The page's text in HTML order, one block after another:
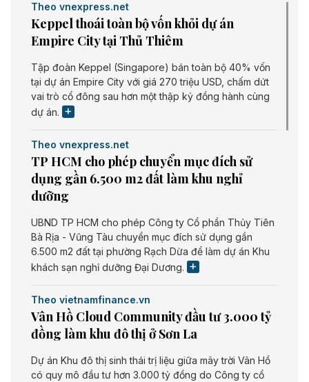
Theo vnexpress.net
Keppel thoái toàn bộ vốn khỏi dự án
Empire City tại Thủ Thiêm
Tập đoàn Keppel (Singapore) bán toàn bộ 40% vốn
tại dự án Empire City với giá 270 triệu USD, chấm dứt
vai trò cổ đông sau hơn một thập kỷ đồng hành cùng
dự án.
Theo vnexpress.net
TP HCM cho phép chuyển mục đích sử
dụng gần 6.500 m2 đất làm khu nghỉ
dưỡng
UBND TP HCM cho phép Công ty Cổ phần Thủy Tiên
Bà Rịa - Vũng Tàu chuyển mục đích sử dụng gần
6.500 m2 đất tại phường Rạch Dừa để làm dự án Khu
khách sạn nghỉ dưỡng Đại Dương.
Theo vietnamfinance.vn
Vân Hồ Cloud Community đầu tư 3.000 tỷ
đồng làm khu đô thị ở Sơn La
Dự án Khu đô thị sinh thái trị liệu giữa mây trời Vân Hồ
có quy mô đầu tư hơn 3.000 tỷ đồng do Công ty cổ